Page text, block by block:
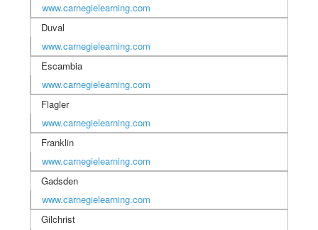
www.carnegielearning.com
Duval
www.carnegielearning.com
Escambia
www.carnegielearning.com
Flagler
www.carnegielearning.com
Franklin
www.carnegielearning.com
Gadsden
www.carnegielearning.com
Gilchrist